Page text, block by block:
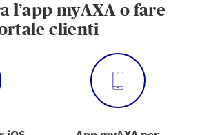
l’app myAXA o fare
clienti